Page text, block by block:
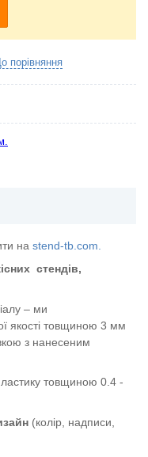
порівняння
на stend-tb.com.
стендів,
– ми
якості товщиною 3 мм
з нанесеним
товщиною 0.4 -
(колір, надписи,